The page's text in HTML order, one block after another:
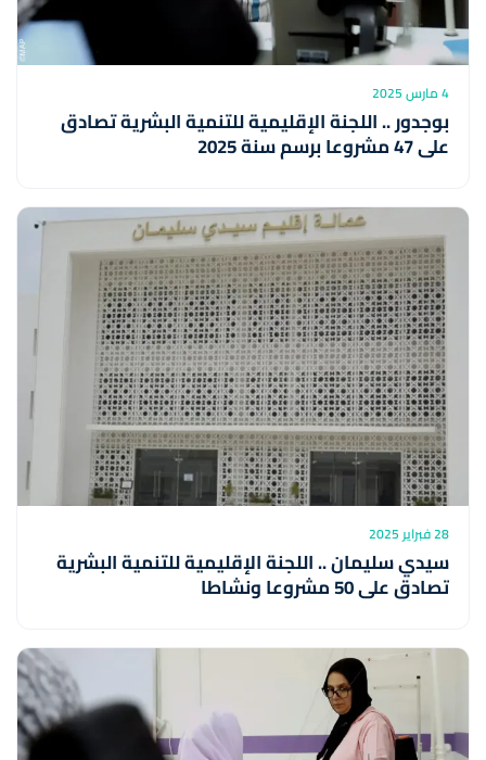
4 مارس 2025
بوجدور .. اللجنة الإقليمية للتنمية البشرية تصادق
على 47 مشروعا برسم سنة 2025
28 فبراير 2025
سيدي سليمان .. اللجنة الإقليمية للتنمية البشرية
تصادق على 50 مشروعا ونشاطا